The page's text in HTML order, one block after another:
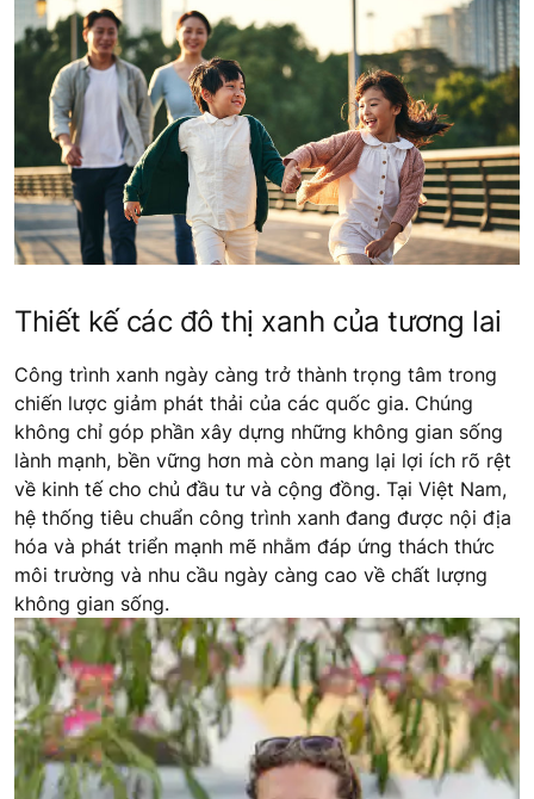
Thiết kế các đô thị xanh của tương lai
Công trình xanh ngày càng trở thành trọng tâm trong
chiến lược giảm phát thải của các quốc gia. Chúng
không chỉ góp phần xây dựng những không gian sống
lành mạnh, bền vững hơn mà còn mang lại lợi ích rõ rệt
về kinh tế cho chủ đầu tư và cộng đồng. Tại Việt Nam,
hệ thống tiêu chuẩn công trình xanh đang được nội địa
hóa và phát triển mạnh mẽ nhằm đáp ứng thách thức
môi trường và nhu cầu ngày càng cao về chất lượng
không gian sống.